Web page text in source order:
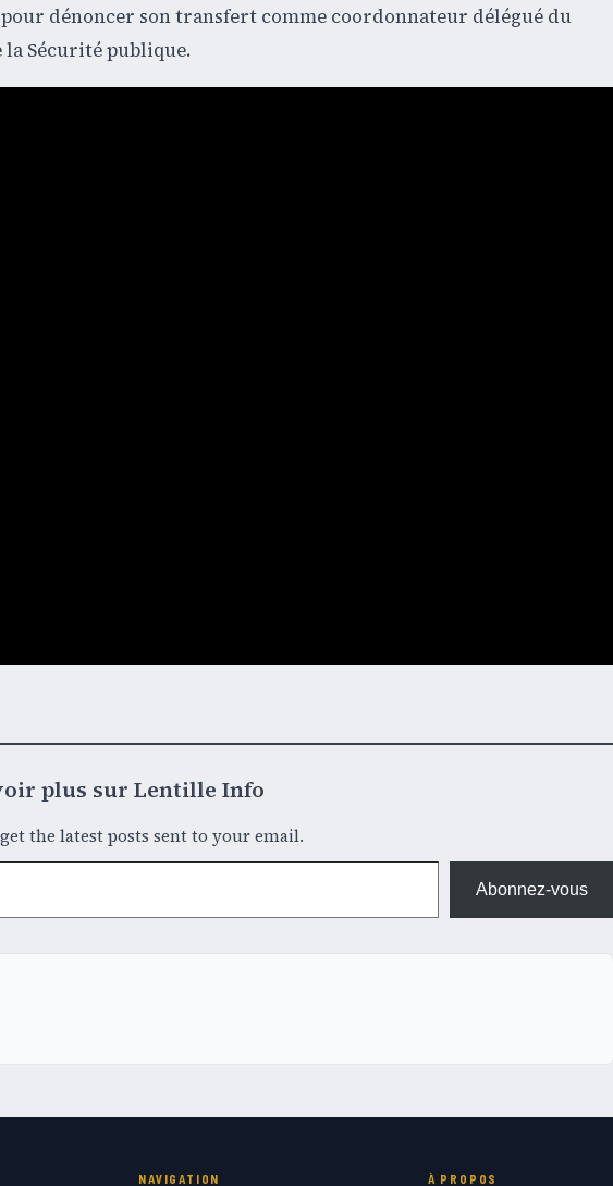
dénoncer son transfert comme coordonnateur délégué du
Sécurité publique.
plus sur Lentille Info
the latest posts sent to your email.
Abonnez-vous
NAVIGATION À PROPOS